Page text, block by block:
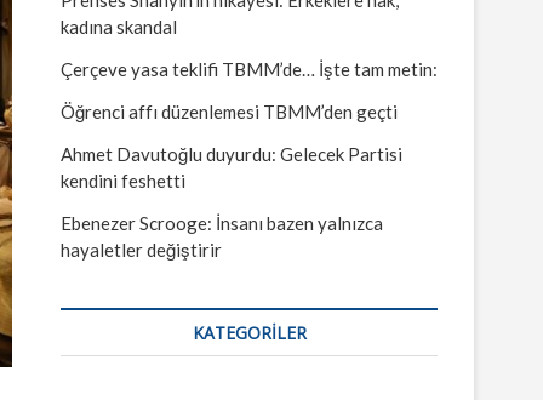
kadına skandal
Çerçeve yasa teklifi TBMM’de… İşte tam metin:
Öğrenci affı düzenlemesi TBMM’den geçti
Ahmet Davutoğlu duyurdu: Gelecek Partisi
kendini feshetti
Ebenezer Scrooge: İnsanı bazen yalnızca
hayaletler değiştirir
KATEGORILER